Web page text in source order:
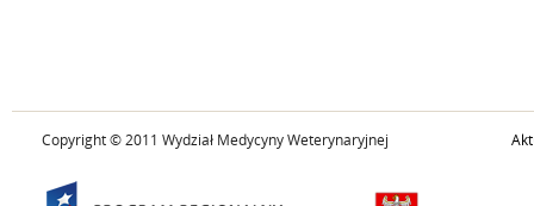
Copyright © 2011 Wydział Medycyny Weterynaryjnej